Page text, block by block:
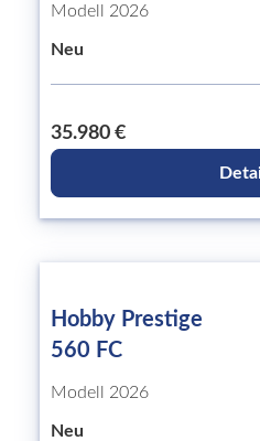
Modell 2026
Neu
35.980 €
Hobby Prestige
560 FC
Modell 2026
Neu